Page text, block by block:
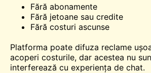
Fără abonamente
Fără jetoane sau credite
Fără costuri ascunse
Platforma poate difuza reclame
acoperi costurile, dar acestea nu
interferează cu experiența de chat.